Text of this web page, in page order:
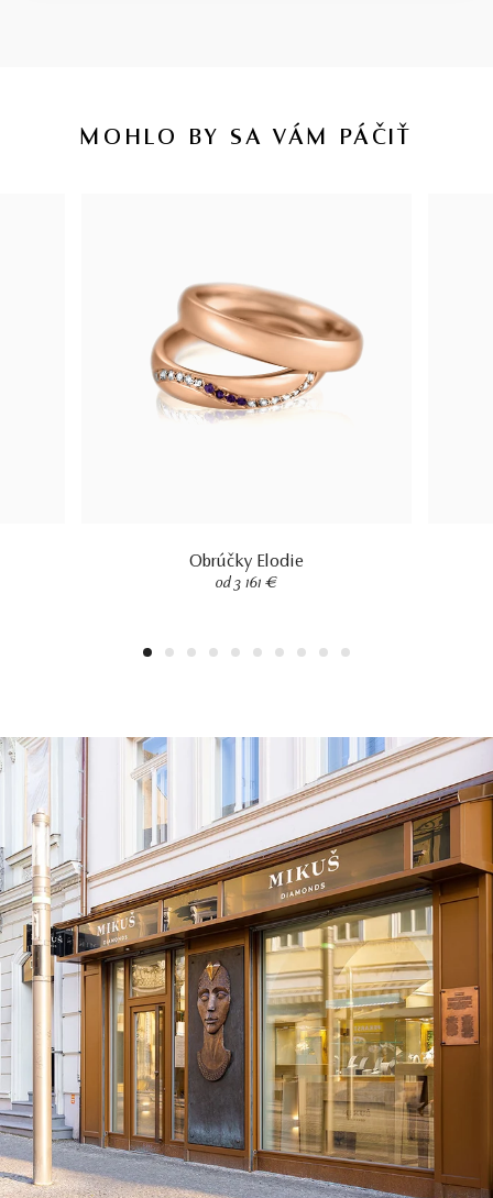
MOHLO BY SA VÁM PÁČIŤ
Obrúčky Elodie
od 3 161 €
1 2 3 4 5 6 7 8 9 10